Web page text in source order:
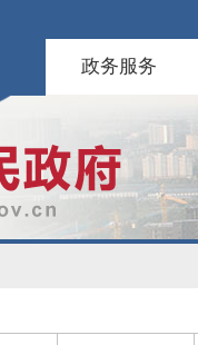
政务服务